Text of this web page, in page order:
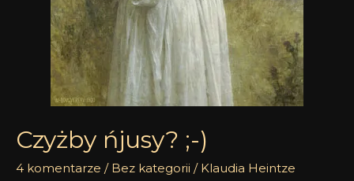
Czyżby ńjusy? ;-)
4 komentarze / Bez kategorii / Klaudia Heintze